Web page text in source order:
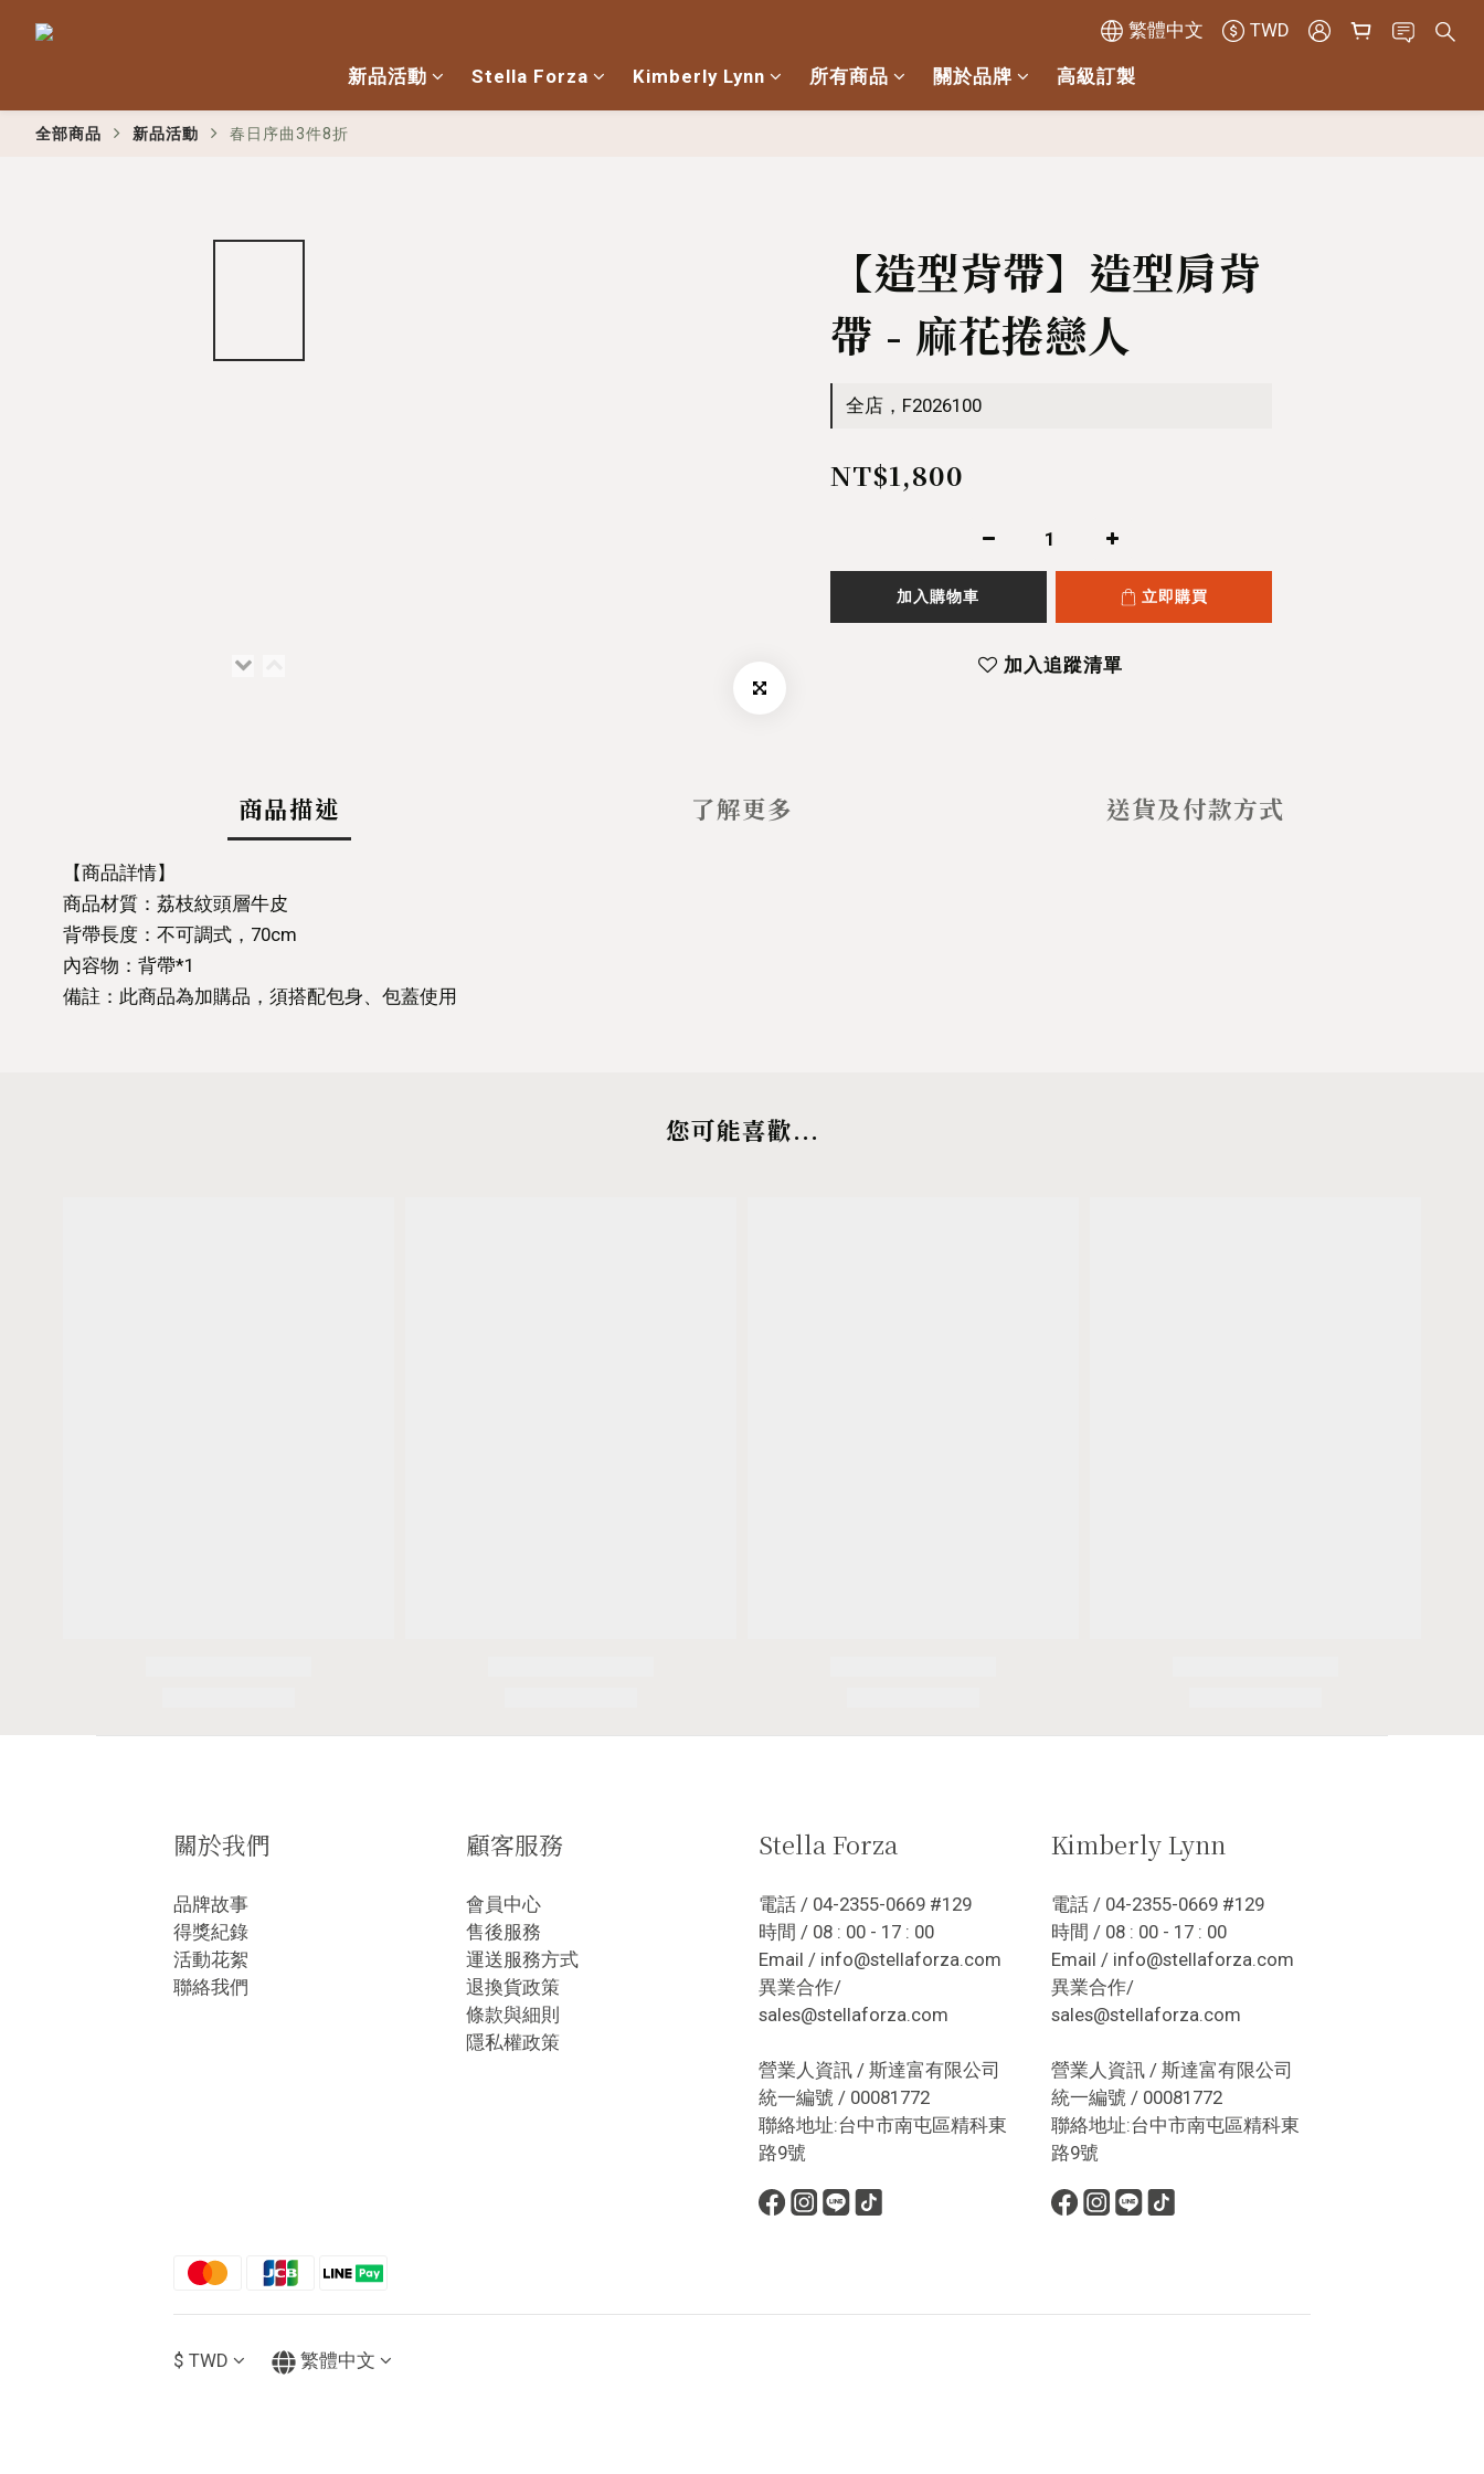
繁體中文 TWD
新品活動 Stella Forza Kimberly Lynn 所有商品 關於品牌 高級訂製
全部商品 新品活動 春日序曲3件8折
【造型背帶】造型肩背
帶 - 麻花捲戀人
全店，F2026100
NT$1,800
加入購物車 立即購買
加入追蹤清單
商品描述 了解更多 送貨及付款方式
【商品詳情】
商品材質：荔枝紋頭層牛皮
背帶長度：不可調式，70cm
內容物：背帶*1
備註：此商品為加購品，須搭配包身、包蓋使用
您可能喜歡...
關於我們
品牌故事
得獎紀錄
活動花絮
聯絡我們
顧客服務
會員中心
售後服務
運送服務方式
退換貨政策
條款與細則
隱私權政策
Stella Forza
電話 / 04-2355-0669 #129
時間 / 08 : 00 - 17 : 00
Email / info@stellaforza.com
異業合作/
sales@stellaforza.com
營業人資訊 / 斯達富有限公司
統一編號 / 00081772
聯絡地址:台中市南屯區精科東
路9號
Kimberly Lynn
電話 / 04-2355-0669 #129
時間 / 08 : 00 - 17 : 00
Email / info@stellaforza.com
異業合作/
sales@stellaforza.com
營業人資訊 / 斯達富有限公司
統一編號 / 00081772
聯絡地址:台中市南屯區精科東
路9號
$ TWD 繁體中文